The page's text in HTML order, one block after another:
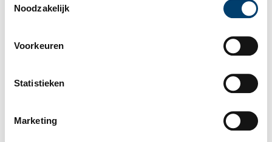
Noodzakelijk
Voorkeuren
Statistieken
Marketing